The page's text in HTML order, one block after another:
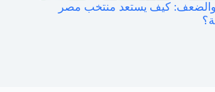
والضعف: كيف يستعد منتخب مصر